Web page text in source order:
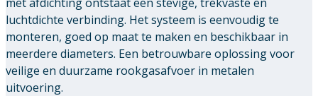
luchtdichte verbinding. Het systeem is eenvoudig te
monteren, goed op maat te maken en beschikbaar in
meerdere diameters. Een betrouwbare oplossing voor
veilige en duurzame rookgasafvoer in metalen
uitvoering.